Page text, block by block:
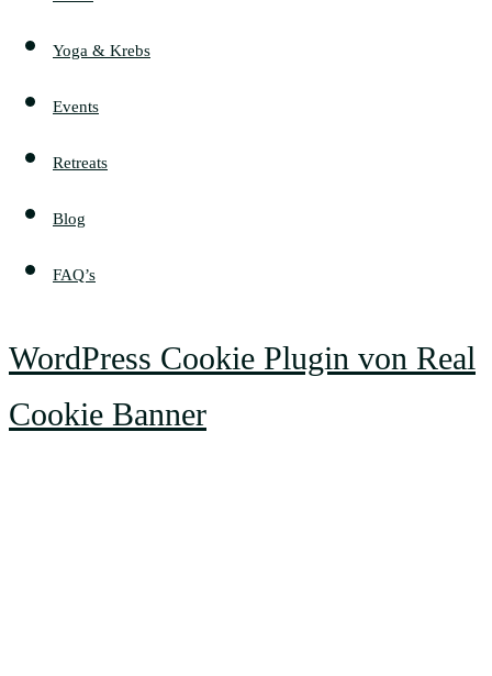
Yoga & Krebs
Events
Retreats
Blog
FAQ’s
WordPress Cookie Plugin von Real
Cookie Banner